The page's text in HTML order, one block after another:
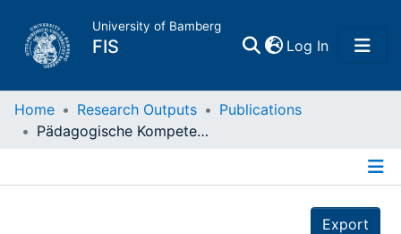
University of Bamberg
FIS Log In(current)
Home
Home Research Outputs
Publications
Pädagogische Kompetenz, Identität und Professionalität
Export